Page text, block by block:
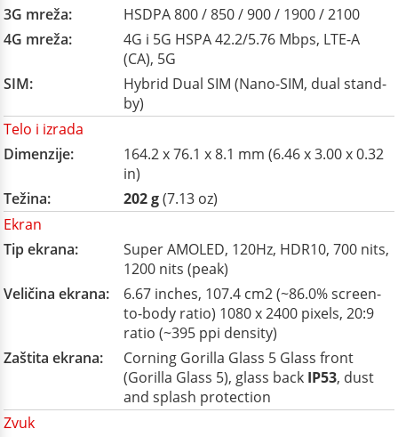
3G mreža:
HSDPA 800 / 850 / 900 / 1900 / 2100
4G mreža:
4G i 5G HSPA 42.2/5.76 Mbps, LTE-A
(CA), 5G
SIM:
Hybrid Dual SIM (Nano-SIM, dual stand-
by)
Telo i izrada
Dimenzije:
164.2 x 76.1 x 8.1 mm (6.46 x 3.00 x 0.32
in)
Težina:
202 g(7.13 oz)
Ekran
Tip ekrana:
Super AMOLED, 120Hz, HDR10, 700 nits,
1200 nits (peak)
Veličina ekrana:
6.67 inches, 107.4 cm2 (~86.0% screen-
to-body ratio) 1080 x 2400 pixels, 20:9
ratio (~395 ppi density)
Zaštita ekrana:
Corning Gorilla Glass 5 Glass front
(Gorilla Glass 5), glass back IP53, dust
and splash protection
Zvuk